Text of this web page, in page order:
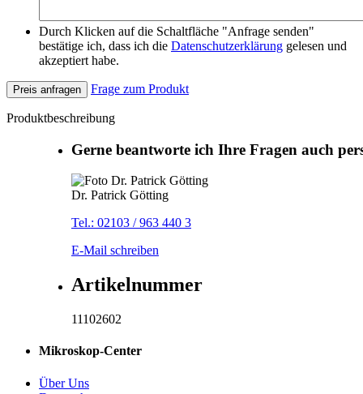
Durch Klicken auf die Schaltfläche "Anfrage senden"
bestätige ich, dass ich die Datenschutzerklärung gelesen und
akzeptiert habe.
Preis anfragen Frage zum Produkt
Produktbeschreibung
Gerne beantworte ich Ihre Fragen auch
Dr. Patrick Götting
Tel.: 02103 / 963 440 3
E-Mail schreiben
Artikelnummer
11102602
Mikroskop-Center
Über Uns